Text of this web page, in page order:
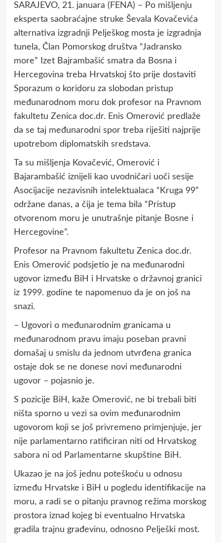
SARAJEVO, 21. januara (FENA) – Po mišljenju
eksperta saobraćajne struke Ševala Kovačevića
alternativa izgradnji Pelješkog mosta je izgradnja
tunela, Član Pomorskog društva “Jadransko
more” Izet Bajrambašić smatra da Bosna i
Hercegovina treba Hrvatskoj što prije dostaviti
Sporazum o koridoru za slobodan pristup
međunarodnom moru dok profesor na Pravnom
fakultetu Zenica doc.dr. Enis Omerović predlaže
da se taj međunarodni spor treba riješiti najprije
upotrebom diplomatskih sredstava.
Ta su mišljenja Kovačević, Omerović i
Bajarambašić iznijeli kao uvodničari uoči sesije
Asocijacije nezavisnih intelektualaca “Kruga 99”
održane danas, a čija je tema bila “Pristup
otvorenom moru je unutrašnje pitanje Bosne i
Hercegovine”.
Profesor na Pravnom fakultetu Zenica doc.dr.
Enis Omerović podsjetio je na međunarodni
ugovor između BiH i Hrvatske o državnoj granici
iz 1999. godine te napomenuo da je on još na
snazi.
– Ugovori o međunarodnim granicama u
međunarodnom pravu imaju poseban pravni
domašaj u smislu da jednom utvrđena granica
ostaje dok se ne donese novi međunarodni
ugovor – pojasnio je.
S pozicije BiH, kaže Omerović, ne bi trebali biti
ništa sporno u vezi sa ovim međunarodnim
ugovorom koji se još privremeno primjenjuje, jer
nije parlamentarno ratificiran niti od Hrvatskog
sabora ni od Parlamentarne skupštine BiH.
Ukazao je na još jednu poteškoću u odnosu
između Hrvatske i BiH u pogledu identifikacije na
moru, a radi se o pitanju pravnog režima morskog
prostora iznad kojeg bi eventualno Hrvatska
gradila trajnu građevinu, odnosno Pelješki most.